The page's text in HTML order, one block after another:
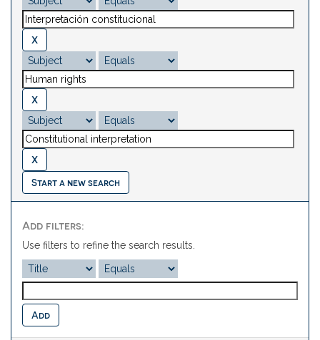
Start a new search
Add filters:
Use filters to refine the search results.